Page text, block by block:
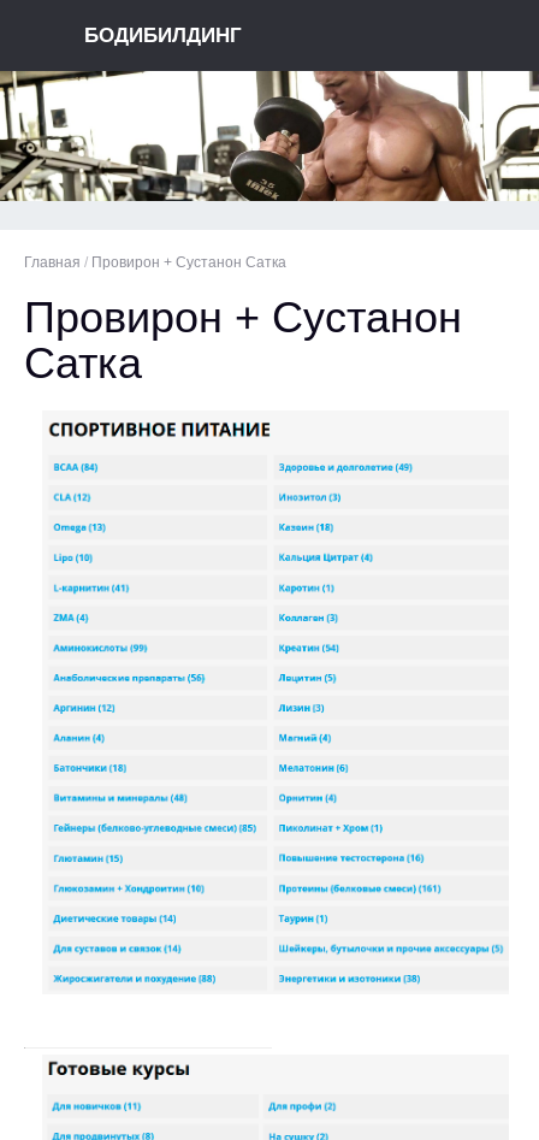
БОДИБИЛДИНГ
Главная / Провирон + Сустанон Сатка
Провирон + Сустанон
Сатка